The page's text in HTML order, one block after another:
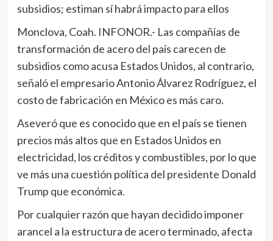
subsidios; estiman sí habrá impacto para ellos
Monclova, Coah. INFONOR.- Las compañías de
transformación de acero del país carecen de
subsidios como acusa Estados Unidos, al contrario,
señaló el empresario Antonio Álvarez Rodríguez, el
costo de fabricación en México es más caro.
Aseveró que es conocido que en el país se tienen
precios más altos que en Estados Unidos en
electricidad, los créditos y combustibles, por lo que
ve más una cuestión política del presidente Donald
Trump que económica.
Por cualquier razón que hayan decidido imponer
arancel a la estructura de acero terminado, afecta